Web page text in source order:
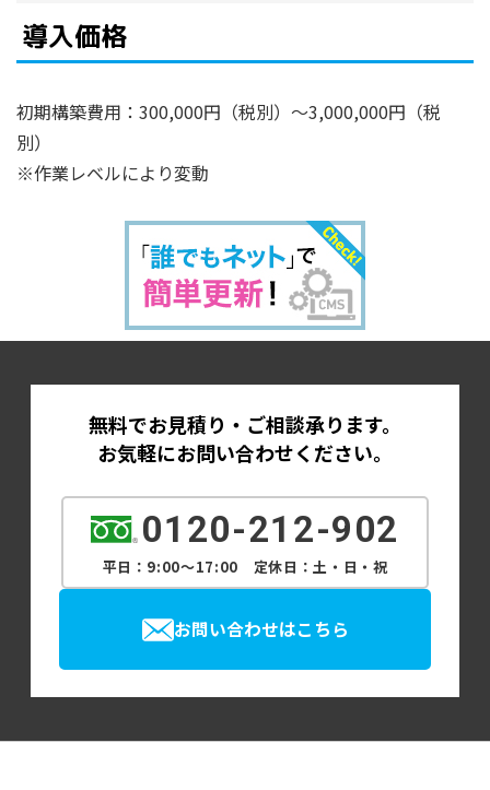
導入価格
初期構築費用：300,000円（税別）～3,000,000円（税
別）
※作業レベルにより変動
無料でお見積り・ご相談承ります。
お気軽にお問い合わせください。
0120-212-902
平日：9:00～17:00 定休日：土・日・祝
お問い合わせはこちら